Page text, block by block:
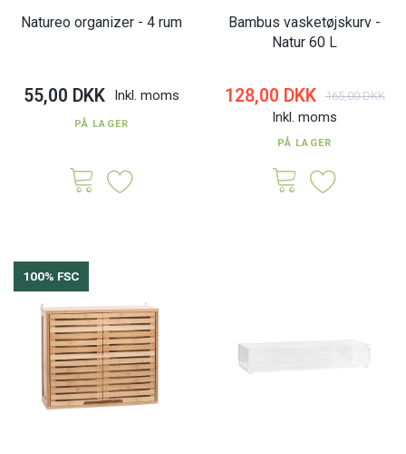
Natureo organizer - 4 rum
55,00 DKK Inkl. moms
PÅ LAGER
Bambus vasketøjskurv -
Natur 60 L
128,00 DKK 165,00 DKK
Inkl. moms
PÅ LAGER
100% FSC